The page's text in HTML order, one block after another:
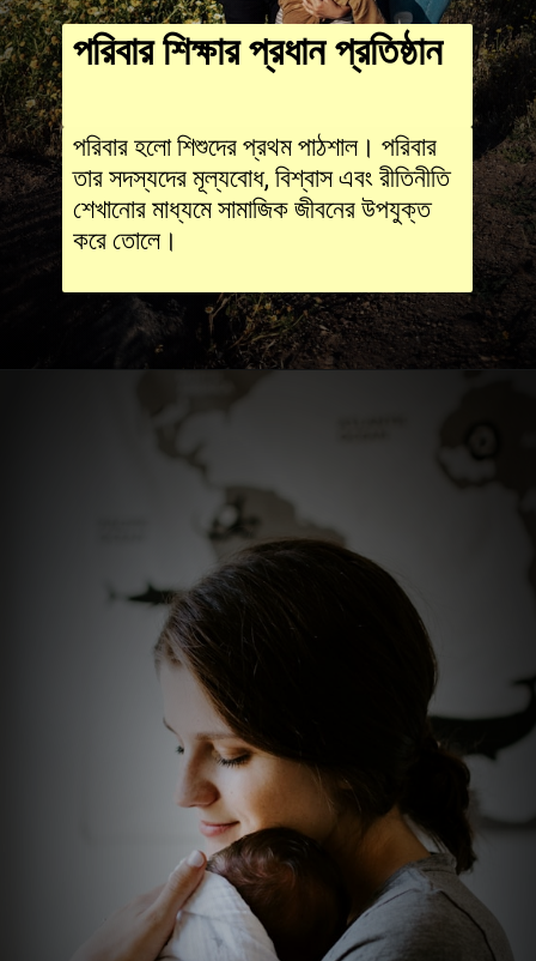
পরিবার শিক্ষার প্রধান প্রতিষ্ঠান
পরিবার হলো শিশুদের প্রথম পাঠশাল। পরিবার
তার সদস্যদের মূল্যবোধ, বিশ্বাস এবং রীতিনীতি
শেখানোর মাধ্যমে সামাজিক জীবনের উপযুক্ত
করে তোলে।